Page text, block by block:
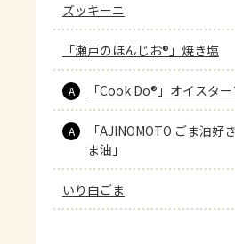
ズッキーニ
「瀬戸のほんじお®」焼き塩
A 「Cook Do®」オイスタ
A
「AJINOMOTO ごま油好
ま油」
いり白ごま